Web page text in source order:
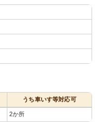
うち車いす等対応可
2か所